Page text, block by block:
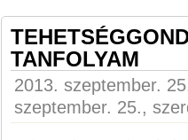
TANFOLYAM
2013. szeptember.
szeptember. 25.,